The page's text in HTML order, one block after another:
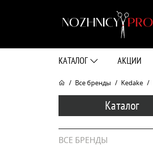
КАТАЛОГ АКЦИИ
Все бренды Kedake
Каталог
ВСЕ БРЕНДЫ